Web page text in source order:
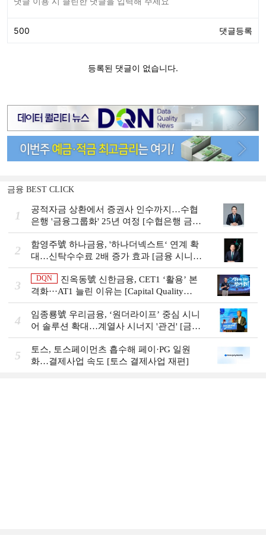
금융 BEST CLICK
1
공적자금 상환에서 증권사 인수까지…수협
은행 '금융그룹화' 25년 여정 [수협은행 금융
그룹의 꿈①]
2
함영주號 하나금융, '하나더넥스트‘ 연계 확
대…신탁수수료 2배 증가 효과 [금융 시니어
비즈니스 돋보기]
3
DQN
진옥동號 신한금융, CET1 ‘활용’ 본
격화···AT1 늘린 이유는 [Capital Quality
Review]
4
임종룡號 우리금융, ‘원더라이프’ 중심 시니
어 솔루션 확대…계열사 시너지 '관건' [금융
시니어 비즈니스 돋보기]
5
토스, 토스페이먼츠 흡수해 페이·PG 일원
화…결제사업 속도 [토스 결제사업 재편]